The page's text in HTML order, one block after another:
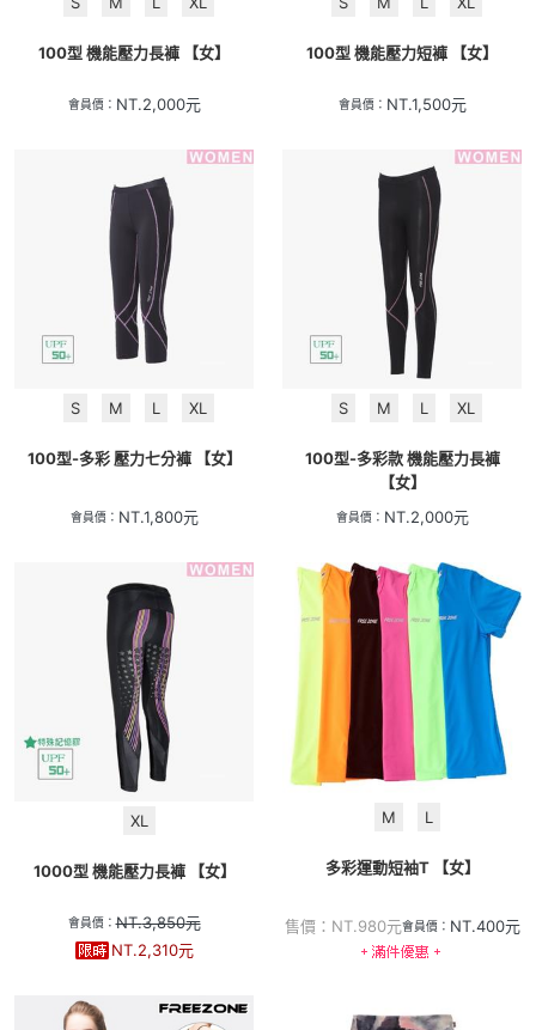
100型 機能壓力長褲 【女】
會員價： NT.2,000元
100型 機能壓力短褲 【女】
會員價： NT.1,500元
S M L XL
100型-多彩 壓力七分褲 【女】
會員價： NT.1,800元
S M L XL
100型-多彩款 機能壓力長褲
【女】
會員價： NT.2,000元
XL
1000型 機能壓力長褲 【女】
會員價：NT.3,850元
NT.2,310元
M L
多彩運動短袖T 【女】
售價： NT.980元會員價： NT.400元